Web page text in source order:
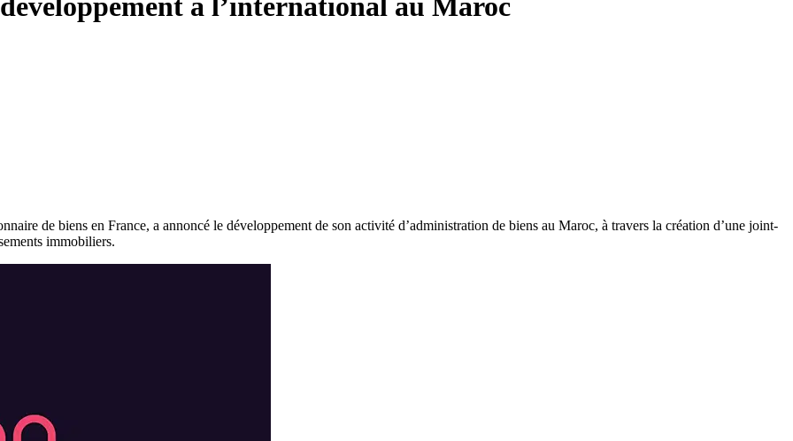
à l’international au Maroc
de biens en France, a annoncé le développement de son activité d’administration de biens au Maroc, à travers la création d’une joint-
immobiliers.